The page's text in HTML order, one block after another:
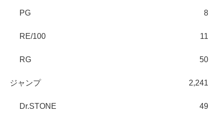
PG 8
RE/100 11
RG 50
ジャンプ 2,241
Dr.STONE 49